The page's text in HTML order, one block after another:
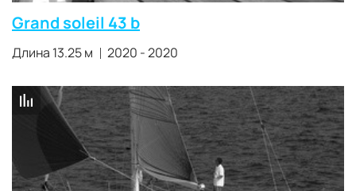
Grand soleil 43 b
Длина 13.25 м 2020 - 2020